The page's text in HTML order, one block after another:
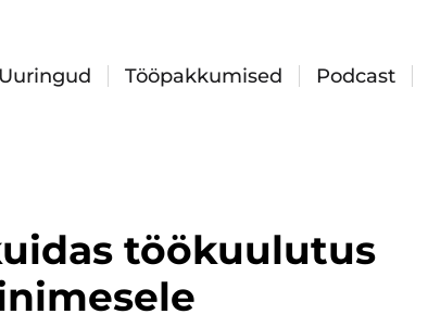
Uuringud Tööpakkumised Podcast
töökuulutus